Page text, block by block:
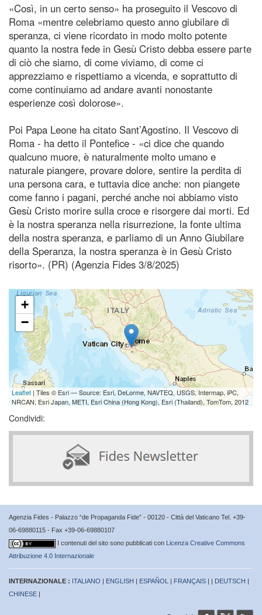
«Così, in un certo senso» ha proseguito il Vescovo di
Roma «mentre celebriamo questo anno giubilare di
speranza, ci viene ricordato in modo molto potente
quanto la nostra fede in Gesù Cristo debba essere parte
di ciò che siamo, di come viviamo, di come ci
apprezziamo e rispettiamo a vicenda, e soprattutto di
come continuiamo ad andare avanti nonostante
esperienze così dolorose».
Poi Papa Leone ha citato Sant’Agostino. Il Vescovo di
Roma - ha detto il Pontefice - «ci dice che quando
qualcuno muore, è naturalmente molto umano e
naturale piangere, provare dolore, sentire la perdita di
una persona cara, e tuttavia dice anche: non piangete
come fanno i pagani, perché anche noi abbiamo visto
Gesù Cristo morire sulla croce e risorgere dai morti. Ed
è la nostra speranza nella risurrezione, la fonte ultima
della nostra speranza, e parliamo di un Anno Giubilare
della Speranza, la nostra speranza è in Gesù Cristo
risorto». (PR) (Agenzia Fides 3/8/2025)
+
−
Leaflet | Tiles © Esri — Source: Esri, DeLorme, NAVTEQ, USGS, Intermap, iPC,
NRCAN, Esri Japan, METI, Esri China (Hong Kong), Esri (Thailand), TomTom, 2012
Condividi:
Agenzia Fides - Palazzo “de Propaganda Fide” - 00120 - Città del Vaticano Tel. +39-
06-69880115 - Fax +39-06-69880107
I contenuti del sito sono pubblicati con Licenza Creative Commons
Attribuzione 4.0 Internazionale
INTERNAZIONALE : ITALIANO | ENGLISH | ESPAÑOL | FRANÇAIS | | DEUTSCH |
CHINESE |